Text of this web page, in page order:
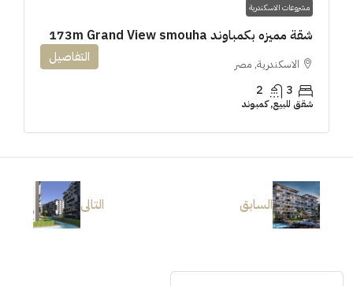
مشروعات الاسكندرية
شقة مميزه بكمباوند 173m Grand View smouha
الاسكندرية, مصر
3
2
شقق للبيع, كمبوند
التفاصيل
السابق التالى